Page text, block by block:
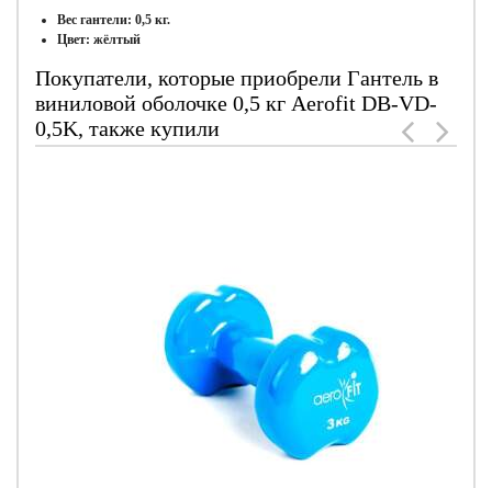
Вес гантели: 0,5 кг.
Цвет: жёлтый
Покупатели, которые приобрели Гантель в
виниловой оболочке 0,5 кг Aerofit DB-VD-
0,5K, также купили